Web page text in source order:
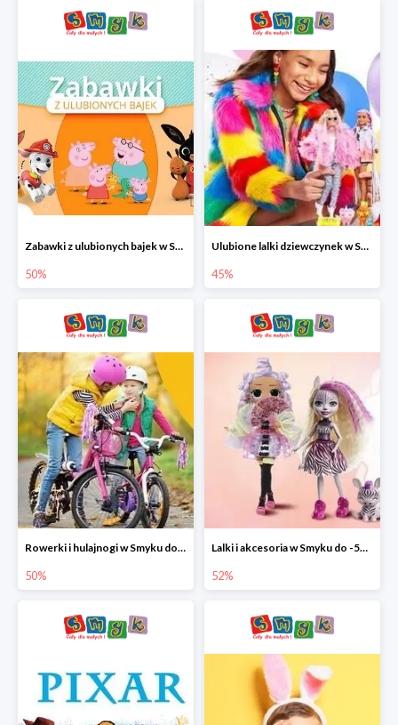
Zabawki z ulubionych bajek w Smyku do -50%
50%
Ulubione lalki dziewczynek w Smyku do -45%
45%
Rowerki i hulajnogi w Smyku do -50%
50%
Lalki i akcesoria w Smyku do -52%
52%